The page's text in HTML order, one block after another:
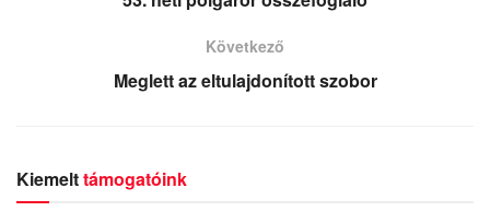
Következő
Meglett az eltulajdonított szobor
Kiemelttámogatóink